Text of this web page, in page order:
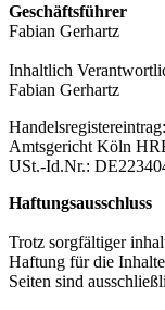
Geschäftsführer
Fabian Gerhartz
Inhaltlich
Fabian Gerhartz
Handelsregistereintrag:
Amtsgericht Köln
USt.-Id.Nr.:
Haftungsausschluss
Trotz sorgfältiger
Haftung für die
Seiten sind